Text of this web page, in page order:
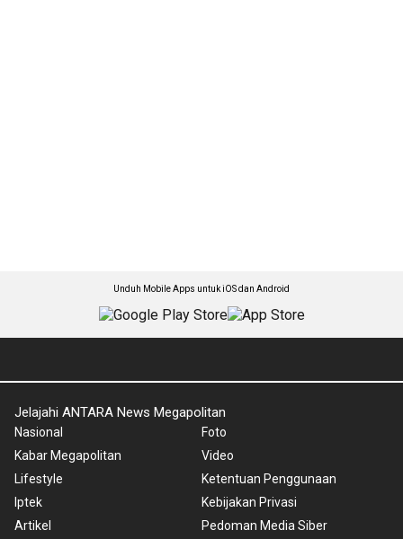
Unduh Mobile Apps untuk iOS dan Android
Jelajahi ANTARA News Megapolitan
Nasional
Kabar Megapolitan
Lifestyle
Iptek
Artikel
Foto
Video
Ketentuan Penggunaan
Kebijakan Privasi
Pedoman Media Siber